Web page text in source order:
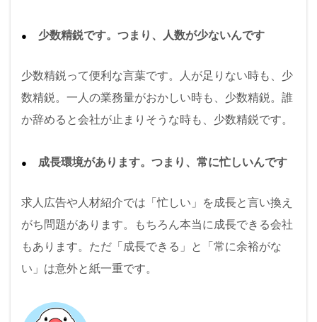
少数精鋭です。つまり、人数が少ないんです
少数精鋭って便利な言葉です。人が足りない時も、少
数精鋭。一人の業務量がおかしい時も、少数精鋭。誰
か辞めると会社が止まりそうな時も、少数精鋭です。
成長環境があります。つまり、常に忙しいんです
求人広告や人材紹介では「忙しい」を成長と言い換え
がち問題があります。もちろん本当に成長できる会社
もあります。ただ「成長できる」と「常に余裕がな
い」は意外と紙一重です。